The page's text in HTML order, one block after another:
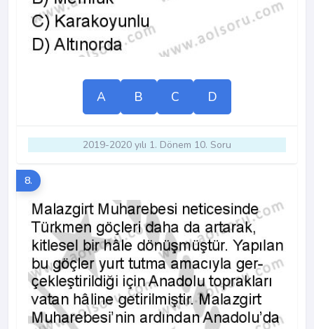
A B C D
2019-2020 yılı 1. Dönem 10. Soru
8.